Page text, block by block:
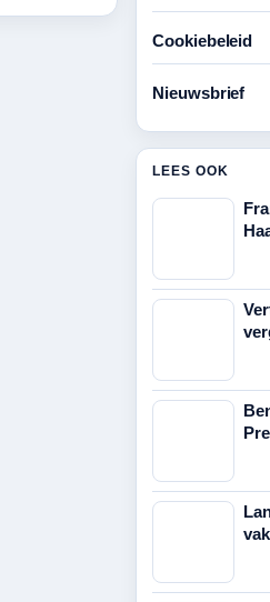
Cookiebeleid
Nieuwsbrief
LEES OOK